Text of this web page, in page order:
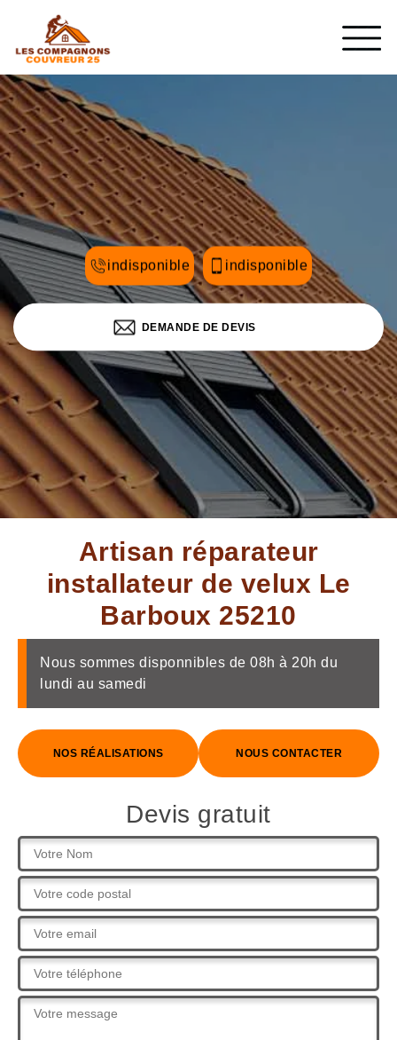
indisponible indisponible
DEMANDE DE DEVIS
Artisan réparateur
installateur de velux Le
Barboux 25210
Nous sommes disponnibles de 08h à 20h du
lundi au samedi
NOS RÉALISATIONS NOUS CONTACTER
Devis gratuit